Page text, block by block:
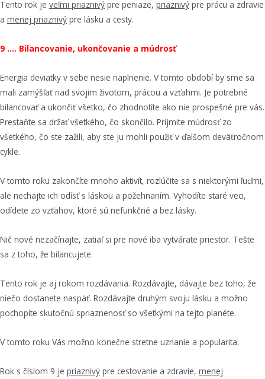
Tento rok je veľmi priaznivý pre peniaze, priaznivý pre prácu a zdravie
a menej priaznivý pre lásku a cesty.
9 …. Bilancovanie, ukončovanie a múdrosť
Energia deviatky v sebe nesie naplnenie. V tomto období by sme sa
mali zamýšľať nad svojim životom, prácou a vzťahmi. Je potrebné
bilancovať a ukončiť všetko, čo zhodnotíte ako nie prospešné pre vás.
Prestaňte sa držať všetkého, čo skončilo. Prijmite múdrosť zo
všetkého, čo ste zažili, aby ste ju mohli použiť v ďalšom deväťročnom
cykle.
V tomto roku zakončíte mnoho aktivít, rozlúčite sa s niektorými ľuďmi,
ale nechajte ich odísť s láskou a požehnaním. Vyhodíte staré veci,
odídete zo vzťahov, ktoré sú nefunkčné a bez lásky.
Nič nové nezačínajte, zatiaľ si pre nové iba vytvárate priestor. Tešte
sa z toho, že bilancujete.
Tento rok je aj rokom rozdávania. Rozdávajte, dávajte bez toho, že
niečo dostanete naspäť. Rozdávajte druhým svoju lásku a možno
pochopíte skutočnú spriaznenosť so všetkými na tejto planéte.
V tomto roku Vás možno konečne stretne uznanie a popularita.
Rok s číslom 9 je priaznivý pre cestovanie a zdravie, menej